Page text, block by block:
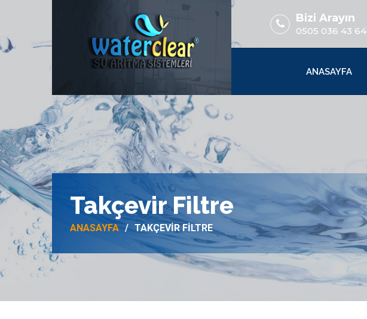
Bizi Arayın
0505 036 43 64
ANASAYFA
Takçevir Filtre
ANASAYFA TAKÇEVIR FILTRE